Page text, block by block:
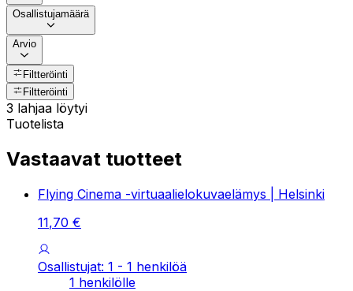
Osallistujamäärä
Arvio
Filtteröinti
Filtteröinti
3 lahjaa löytyi
Tuotelista
Vastaavat tuotteet
Flying Cinema -virtuaalielokuvaelämys | Helsinki
11,70 €
Osallistujat: 1 - 1 henkilöä
1 henkilölle